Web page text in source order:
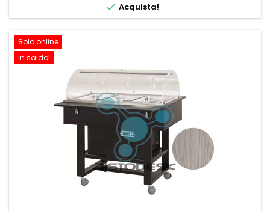
 Acquista!
Solo online
In saldo!